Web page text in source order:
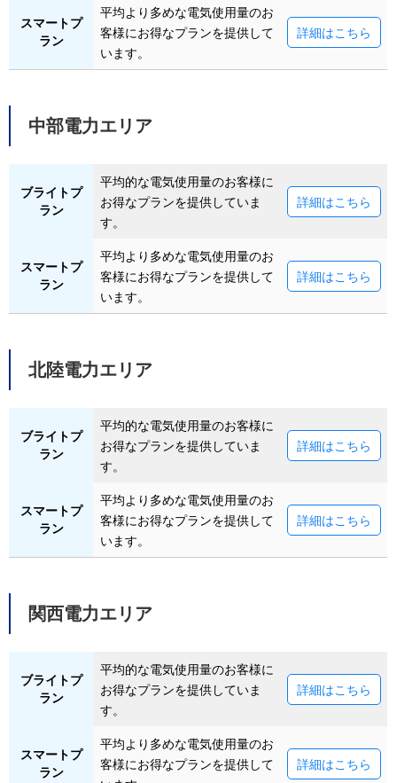
スマートプ
ラン
平均より多めな電気使用量のお
客様にお得なプランを提供して
います。
詳細はこちら
中部電力エリア
ブライトプ
ラン
平均的な電気使用量のお客様に
お得なプランを提供していま
す。
詳細はこちら
スマートプ
ラン
平均より多めな電気使用量のお
客様にお得なプランを提供して
います。
詳細はこちら
北陸電力エリア
ブライトプ
ラン
平均的な電気使用量のお客様に
お得なプランを提供していま
す。
詳細はこちら
スマートプ
ラン
平均より多めな電気使用量のお
客様にお得なプランを提供して
います。
詳細はこちら
関西電力エリア
ブライトプ
ラン
平均的な電気使用量のお客様に
お得なプランを提供していま
す。
詳細はこちら
スマートプ
ラン
平均より多めな電気使用量のお
客様にお得なプランを提供して
詳細はこちら